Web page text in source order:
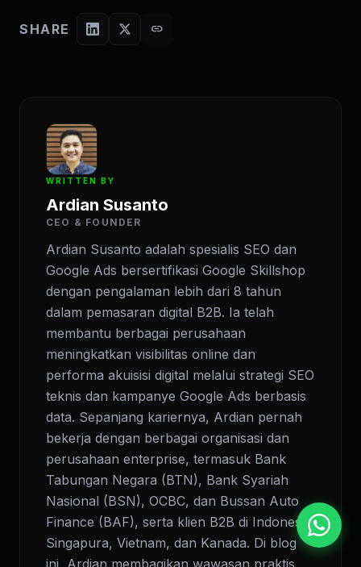
SHARE link
WRITTEN BY
Ardian Susanto
CEO & FOUNDER
Ardian Susanto adalah spesialis SEO dan
Google Ads bersertifikasi Google Skillshop
dengan pengalaman lebih dari 8 tahun
dalam pemasaran digital B2B. Ia telah
membantu berbagai perusahaan
meningkatkan visibilitas online dan
performa akuisisi digital melalui strategi SEO
teknis dan kampanye Google Ads berbasis
data. Sepanjang kariernya, Ardian pernah
bekerja dengan berbagai organisasi dan
perusahaan enterprise, termasuk Bank
Tabungan Negara (BTN), Bank Syariah
Nasional (BSN), OCBC, dan Bussan Auto
Finance (BAF), serta klien B2B di Indonesia,
Singapura, Vietnam, dan Kanada. Di blog
ini, Ardian membagikan wawasan praktis